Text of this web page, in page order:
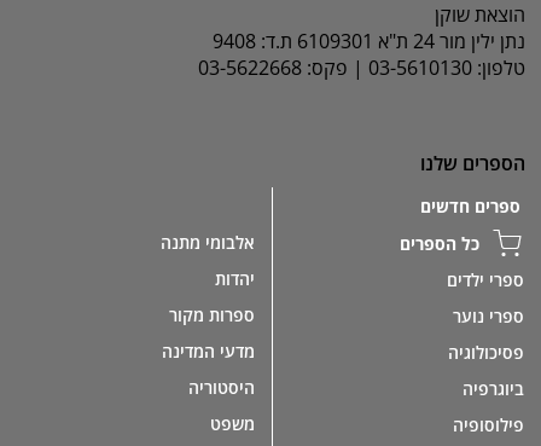
הוצאת שוקן
נתן ילין מור 24 ת"א 6109301 ת.ד: 9408
טלפון: 03-5610130 | פקס: 03-5622668
הספרים שלנו
ספרים חדשים
כל הספרים
ספרי ילדים
ספרי נוער
פסיכולוגיה
ביוגרפיה
פילוסופיה
אלבומי מתנה
יהדות
ספרות מקור
מדעי המדינה
היסטוריה
משפט